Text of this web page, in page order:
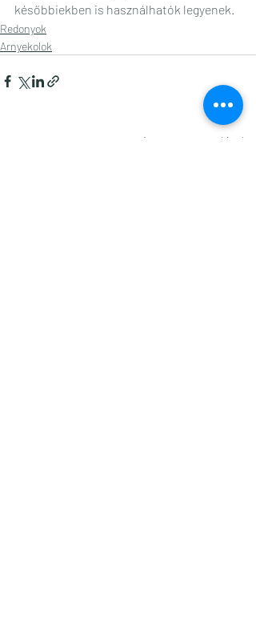
későbbiekben is használhatók legyenek.
Redonyok
Arnyekolok
Az összes megtekintése